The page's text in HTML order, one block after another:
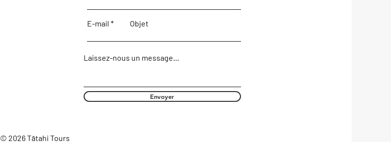
E-mail Objet
Laissez-nous un message...
Envoyer
© 2026 Tātahi Tours